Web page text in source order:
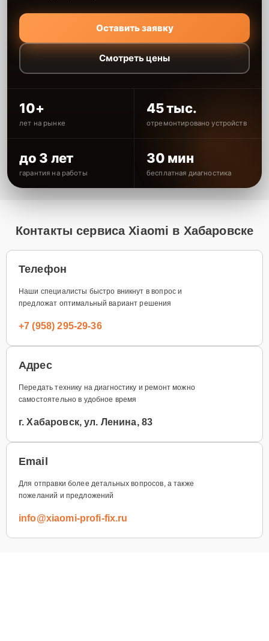
Оставить заявку
Смотреть цены
10+
лет на рынке
45 тыс.
отремонтировано устройств
до 3 лет
гарантия на работы
30 мин
бесплатная диагностика
Контакты сервиса Xiaomi в Хабаровске
Телефон
Наши специалисты быстро вникнут в вопрос и
предложат оптимальный вариант решения
+7 (958) 295-29-36
Адрес
Передать технику на диагностику и ремонт можно
самостоятельно в удобное время
г. Хабаровск, ул. Ленина, 83
Email
Для отправки более детальных вопросов, а также
пожеланий и предложений
info@xiaomi-profi-fix.ru